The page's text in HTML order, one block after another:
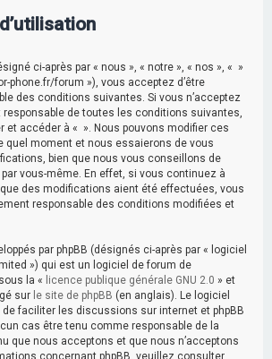
ci-après par « nous », « notre », « nos », « »
phone.fr/forum »), vous acceptez d’être
des conditions suivantes. Si vous n’acceptez
responsable de toutes les conditions suivantes,
et accéder à « ». Nous pouvons modifier ces
quel moment et nous essaierons de vous
bien que nous vous conseillons de
vous-même. En effet, si vous continuez à
des modifications aient été effectuées, vous
responsable des conditions modifiées et
par phpBB (désignés ci-après par « logiciel
») qui est un logiciel de forum de
la « licence publique générale GNU 2.0 » et
sur le site de phpBB (en anglais). Le logiciel
de faciliter les discussions sur internet et phpBB
cas être tenu comme responsable de la
que nous acceptons et que nous n’acceptons
concernant phpBB, veuillez consulter